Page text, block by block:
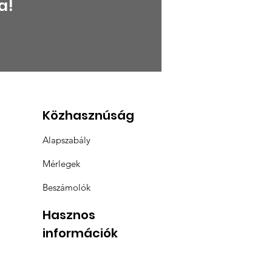
A KEMCSE
Közhasznúság
Alapszabály
Mérlegek
Beszámolók
Hasznos
információk